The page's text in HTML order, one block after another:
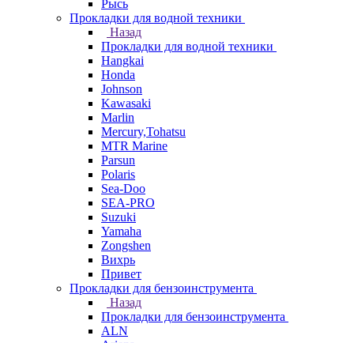
Рысь
Прокладки для водной техники
Назад
Прокладки для водной техники
Hangkai
Honda
Johnson
Kawasaki
Marlin
Mercury,Tohatsu
MTR Marine
Parsun
Polaris
Sea-Doo
SEA-PRO
Suzuki
Yamaha
Zongshen
Вихрь
Привет
Прокладки для бензоинструмента
Назад
Прокладки для бензоинструмента
ALN